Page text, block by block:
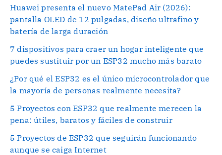
Huawei presenta el nuevo MatePad Air (2026):
pantalla OLED de 12 pulgadas, diseño ultrafino y
batería de larga duración
7 dispositivos para craer un hogar inteligente que
puedes sustituir por un ESP32 mucho más barato
¿Por qué el ESP32 es el único microcontrolador que
la mayoría de personas realmente necesita?
5 Proyectos con ESP32 que realmente merecen la
pena: útiles, baratos y fáciles de construir
5 Proyectos de ESP32 que seguirán funcionando
aunque se caiga Internet